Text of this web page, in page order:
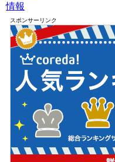
情報
スポンサーリンク